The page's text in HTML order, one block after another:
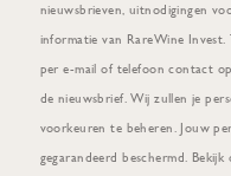
nieuwsbrieven, uitnodigingen
informatie van RareWine
per e-mail of telefoon contact
de nieuwsbrief. Wij zullen je
voorkeuren te beheren. Jouw
gegarandeerd beschermd.